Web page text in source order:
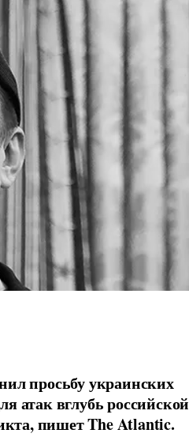
просьбу украинских
атак вглубь российской
пишет The Atlantic.